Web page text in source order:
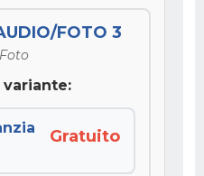
FOTO 3
variante:
Gratuito